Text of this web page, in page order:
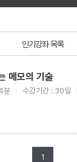
인기강좌 목록
메모의 기술
분 수강기간 : 30일
1